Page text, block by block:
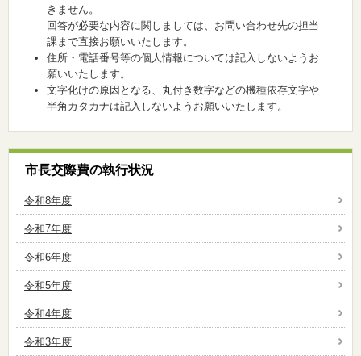
きません。
回答が必要な内容に関しましては、お問い合わせ先の担当
課まで直接お願いいたします。
住所・電話番号等の個人情報については記入しないようお
願いいたします。
文字化けの原因となる、丸付き数字などの機種依存文字や
半角カタカナは記入しないようお願いいたします。
市長交際費の執行状況
令和8年度
令和7年度
令和6年度
令和5年度
令和4年度
令和3年度